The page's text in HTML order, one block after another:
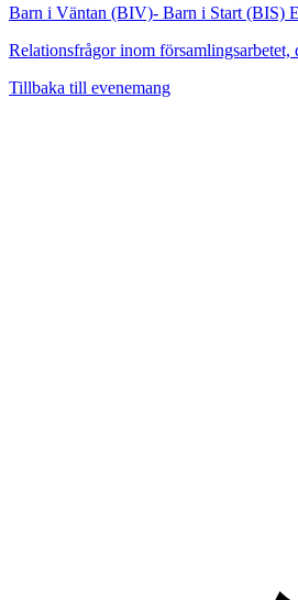
Barn i Väntan (BIV)- Barn i Start (BIS)
Relationsfrågor inom församlingsarbetet,
Tillbaka till evenemang